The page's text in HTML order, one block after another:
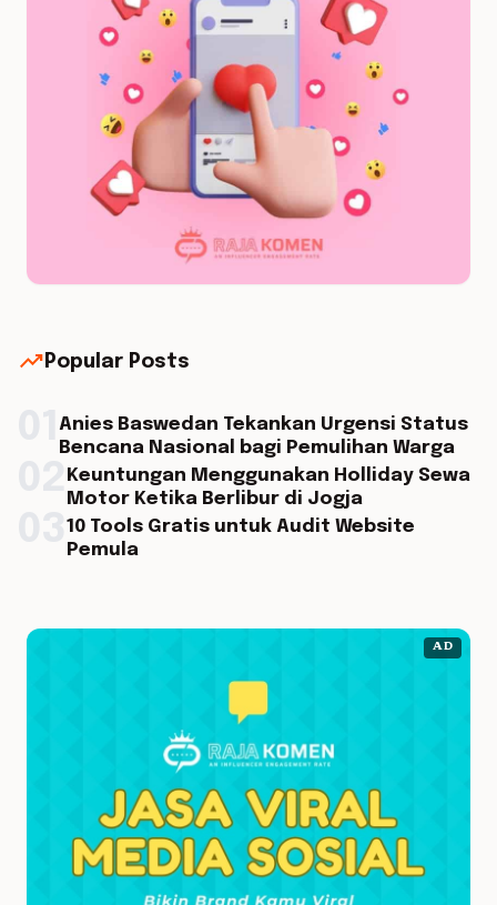
trending_up Popular Posts
Anies Baswedan Tekankan Urgensi Status
Bencana Nasional bagi Pemulihan Warga
Keuntungan Menggunakan Holliday Sewa
Motor Ketika Berlibur di Jogja
10 Tools Gratis untuk Audit Website
Pemula
AD